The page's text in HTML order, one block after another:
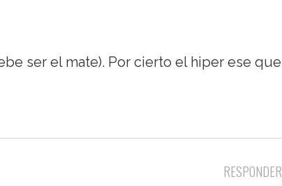
ser el mate). Por cierto el hiper ese que
RESPONDER